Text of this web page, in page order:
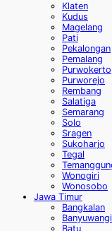
Klaten
Kudus
Magelang
Pati
Pekalongan
Pemalang
Purwokerto
Purworejo
Rembang
Salatiga
Semarang
Solo
Sragen
Sukoharjo
Tegal
Wonogiri
Wonosobo
Jawa Timur
Bangkalan
Banyuwangi
Batu